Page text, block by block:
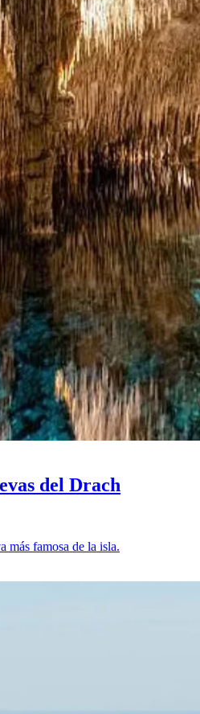
del Drach
más famosa de la isla.